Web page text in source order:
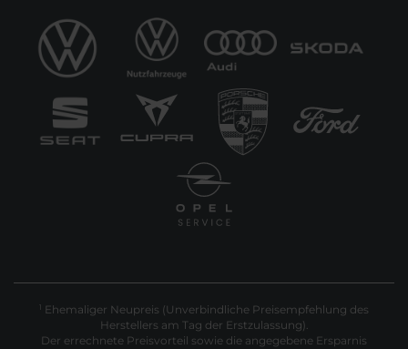
1 Ehemaliger Neupreis (Unverbindliche Preisempfehlung des
Herstellers am Tag der Erstzulassung).
Der errechnete Preisvorteil sowie die angegebene Ersparnis